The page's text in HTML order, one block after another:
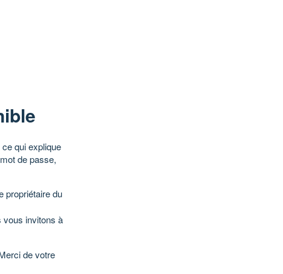
qui explique
de passe,
propriétaire du
vous invitons à
de votre